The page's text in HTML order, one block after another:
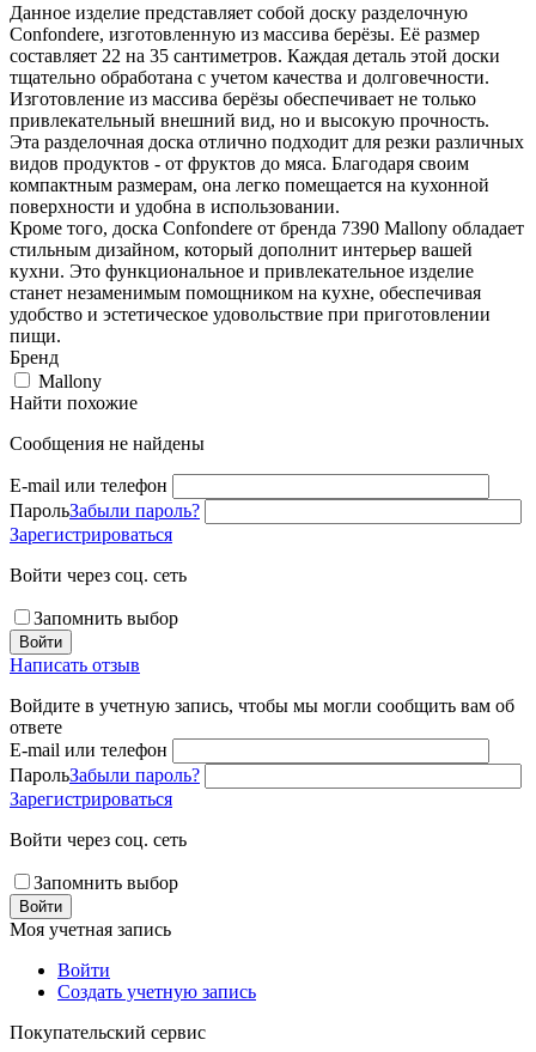
Данное изделие представляет собой доску разделочную
Confondere, изготовленную из массива берёзы. Её размер
составляет 22 на 35 сантиметров. Каждая деталь этой доски
тщательно обработана с учетом качества и долговечности.
Изготовление из массива берёзы обеспечивает не только
привлекательный внешний вид, но и высокую прочность.
Эта разделочная доска отлично подходит для резки различных
видов продуктов - от фруктов до мяса. Благодаря своим
компактным размерам, она легко помещается на кухонной
поверхности и удобна в использовании.
Кроме того, доска Confondere от бренда 7390 Mallony обладает
стильным дизайном, который дополнит интерьер вашей
кухни. Это функциональное и привлекательное изделие
станет незаменимым помощником на кухне, обеспечивая
удобство и эстетическое удовольствие при приготовлении
пищи.
Бренд
Mallony
Найти похожие
Сообщения не найдены
E-mail или телефон
ПарольЗабыли пароль?
Зарегистрироваться
Войти через соц. сеть
Запомнить выбор
Войти
Написать отзыв
Войдите в учетную запись, чтобы мы могли сообщить вам об
ответе
E-mail или телефон
ПарольЗабыли пароль?
Зарегистрироваться
Войти через соц. сеть
Запомнить выбор
Войти
Моя учетная запись
Войти
Создать учетную запись
Покупательский сервис